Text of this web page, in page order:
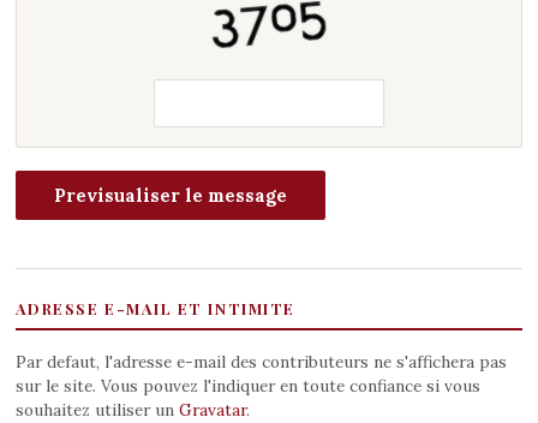
ADRESSE E-MAIL ET INTIMITE
Par defaut, l'adresse e-mail des contributeurs ne s'affichera pas
sur le site. Vous pouvez l'indiquer en toute confiance si vous
souhaitez utiliser un Gravatar.